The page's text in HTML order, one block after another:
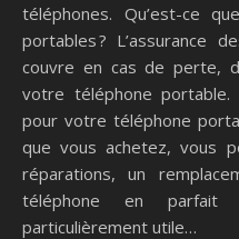
téléphones. Qu’est-ce
portables ? L’assurance
couvre en cas de perte,
votre téléphone
pour votre téléphone
que vous achetez, vous
réparations, un
téléphone en parfait
particulièrement utile…